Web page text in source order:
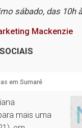
sábado, das 10h
Mackenzie
em Sumaré
mais uma